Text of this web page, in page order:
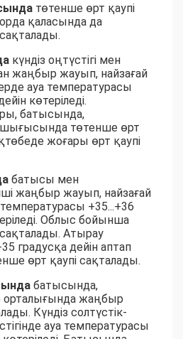
төтенше өрт қаупі
қаласында да
күндіз оңтүстігі мен
жаңбыр жауып, найзағай
ауа температурасы
көтеріледі.
батысында,
шығысында төтенше өрт
жоғары өрт қаупі
батысы мен
жаңбыр жауып, найзағай
+35...+36
Облыс бойынша
Атырау
градусқа дейін аптап
өрт қаупі сақталады.
батысында,
орталығында жаңбыр
Күндіз солтүстік-
ауа температурасы